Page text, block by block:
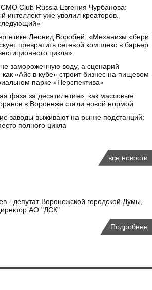
Club Russia Евгения Чурбанова:
интеллект уже уволил креаторов.
Леонид Воробей: «Механизм «бери
превратить сетевой комплекс в барьер
цикла»
замороженную воду, а сценарий
как «Айс в кубе» строит бизнес на пищевом
парке «Перспектива»
фаза за десятилетие»: как массовые
в Воронеже стали новой нормой
заводы выживают на рынке подстанций:
полного цикла
все новости
- депутат Воронежской городской Думы,
АО "ДСК"
Подробнее